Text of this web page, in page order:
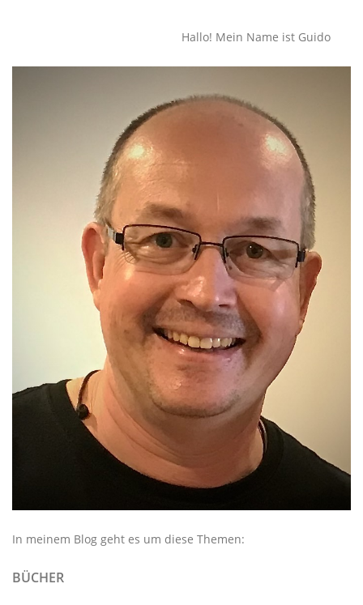
Beitragsnavigation
Hallo! Mein Name ist Guido
In meinem Blog geht es um diese Themen:
BÜCHER